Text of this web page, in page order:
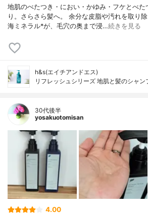
地肌のべたつき・におい・かゆみ・フケとべた
り。さらさら髪へ。 余分な皮脂や汚れを取り
海ミネラル*が、毛穴の奥まで浸…続きを見る
h&s(エイチアンドエス)
リフレッシュシリーズ 地肌と髪のシャン
30代後半
yosakuotomisan
4.00